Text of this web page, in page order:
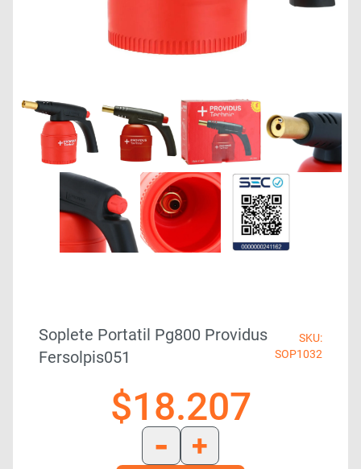
Soplete Portatil Pg800 Providus
Fersolpis051
SKU:
SOP1032
$18.207
-
+